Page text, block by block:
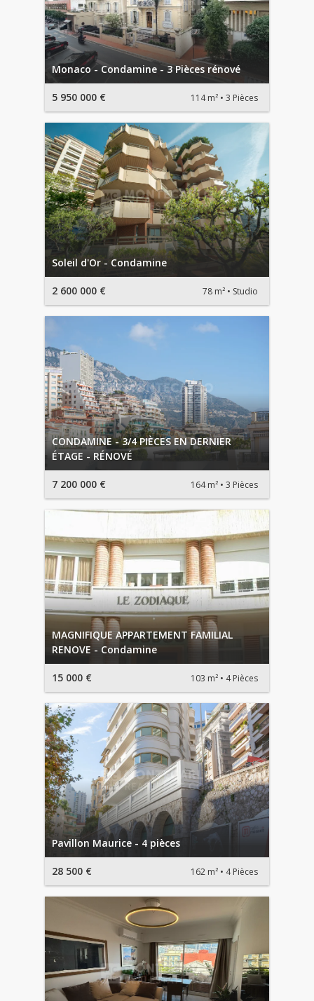
Monaco - Condamine - 3 Pièces rénové
5 950 000 € 114 m² 3 Pièces
Soleil d'Or - Condamine
2 600 000 € 78 m² Studio
CONDAMINE - 3/4 PIÈCES EN DERNIER
ÉTAGE - RÉNOVÉ
7 200 000 € 164 m² 3 Pièces
MAGNIFIQUE APPARTEMENT FAMILIAL
RENOVE - Condamine
15 000 € 103 m² 4 Pièces
Pavillon Maurice - 4 pièces
28 500 € 162 m² 4 Pièces